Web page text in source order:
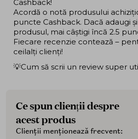
Cashback!
Acordă o notă produsului
puncte Cashback. Dacă adaugi
produsul, mai câștigi încă 2.5
Fiecare recenzie contează –
ceilalți clienți!
💡Cum să scrii un review super
Ce spun clienții despre
acest produs
Clienții menționează frecvent: